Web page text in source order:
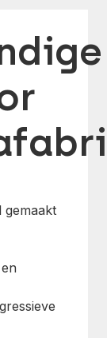
gemaakt